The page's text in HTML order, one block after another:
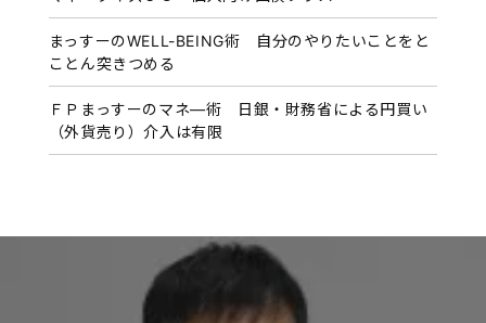
まっすーのWELL-BEING術 自分のやりたいことをと
ことん突きつめる
ＦＰまっすーのマネ―術 日銀・財務省による円買い
（外貨売り）介入は有限